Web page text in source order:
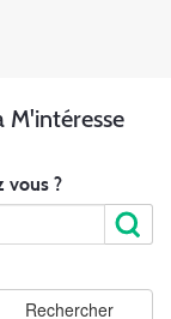
M'intéresse
vous ?